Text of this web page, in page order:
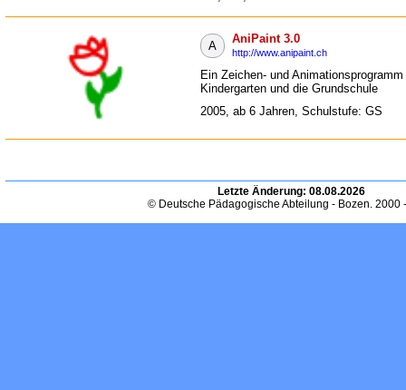
A
AniPaint 3.0
http://www.anipaint.ch
Ein Zeichen- und
Kindergarten und die Grundschule
2005, ab 6 Jahren, Schulstufe: GS
Letzte Änderung: 08.08.2026
© Deutsche Pädagogische Abteilung - Bozen. 2000